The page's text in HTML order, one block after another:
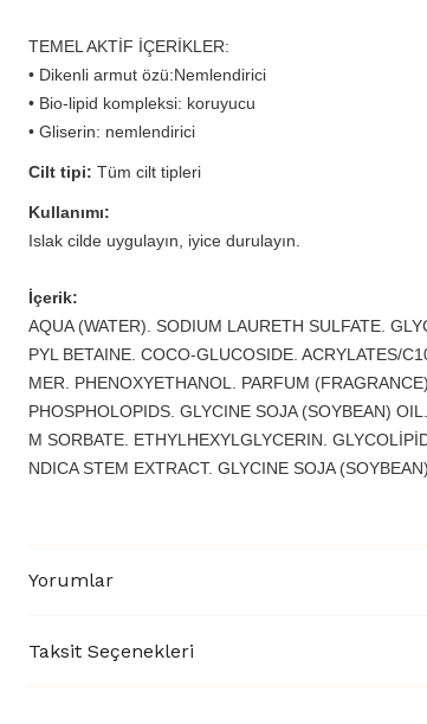
TEMEL AKTİF İÇERİKLER:
• Dikenli armut özü:Nemlendirici
• Bio-lipid kompleksi: koruyucu
​• Gliserin: nemlendirici
Cilt tipi: Tüm cilt tipleri
Kullanımı:
Islak cilde uygulayın, iyice durulayın.
İçerik:
AQUA (WATER). SODIUM LAURETH SULFATE.
PYL BETAINE. COCO-GLUCOSIDE. ACRYLATES/
MER. PHENOXYETHANOL. PARFUM
PHOSPHOLOPIDS. GLYCINE SOJA (SOYBEAN)
M SORBATE. ETHYLHEXYLGLYCERIN.
NDICA STEM EXTRACT. GLYCINE SOJA
Yorumlar
Taksit Seçenekleri